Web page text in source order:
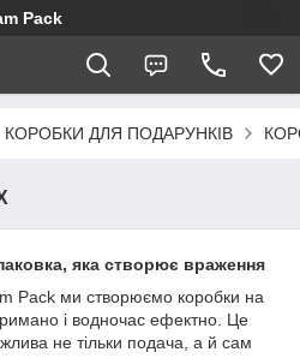
Pack
КОРОБКИ ДЛЯ ПОДАРУНКІВ
яка створює враження
Pack ми створюємо коробки на
і водночас ефектно. Це
не тільки подача, а й сам